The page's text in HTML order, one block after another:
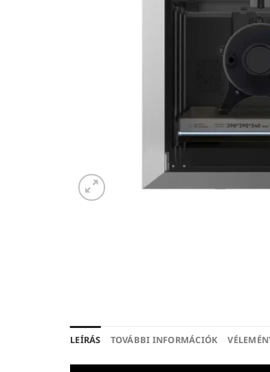
LEÍRÁS TOVÁBBI INFORMÁCIÓK